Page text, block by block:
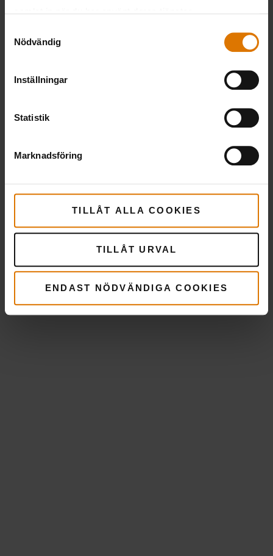
Nödvändig
Inställningar
Statistik
Marknadsföring
TILLÅT ALLA COOKIES
TILLÅT URVAL
ENDAST NÖDVÄNDIGA COOKIES
Rekommenderade
tillbehör